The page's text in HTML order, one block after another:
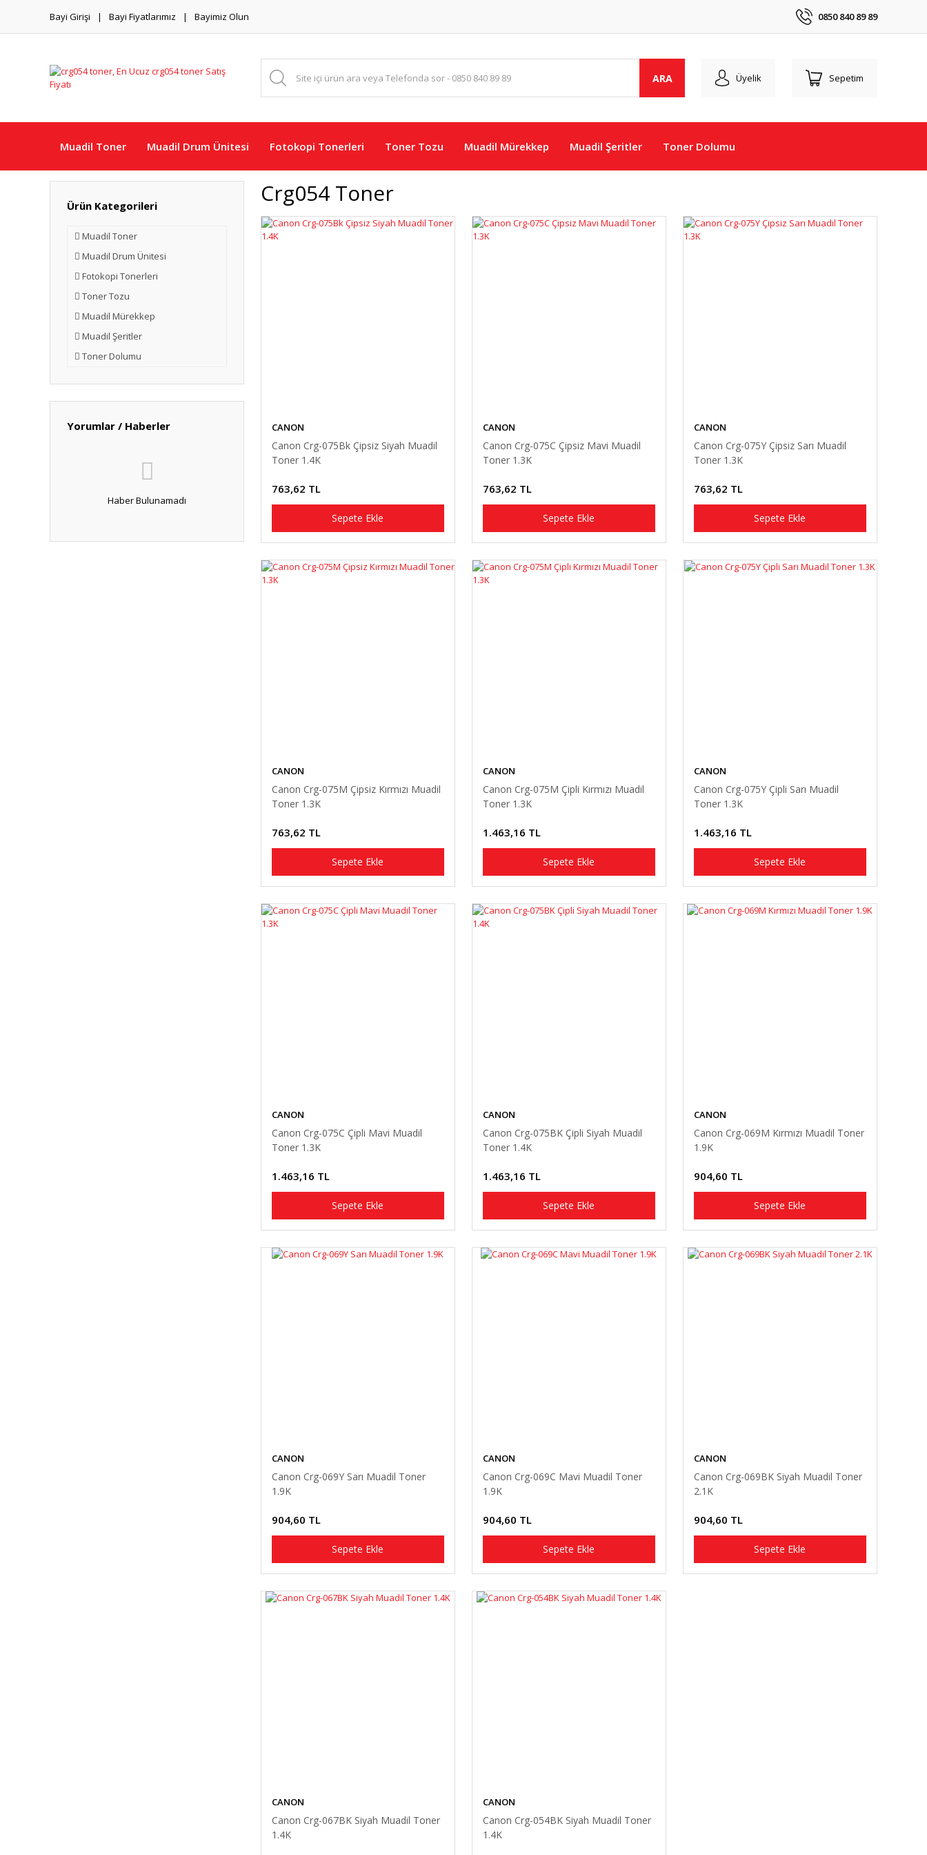
Bayi Girişi Bayi Fiyatlarımız Bayimiz Olun 0850 840 89 89
ARA Üyelik Sepetim
Muadil Toner Muadil Drum Ünitesi Fotokopi Tonerleri Toner Tozu Muadil Mürekkep Muadil Şeritler Toner Dolumu
Ürün Kategorileri
Muadil Toner
Muadil Drum Ünitesi
Fotokopi Tonerleri
Toner Tozu
Muadil Mürekkep
Muadil Şeritler
Toner Dolumu
Yorumlar / Haberler
Haber Bulunamadı
Crg054 Toner
CANON
Canon Crg-075Bk Çipsiz Siyah Muadil
Toner 1.4K
763,62 TL
Sepete Ekle
CANON
Canon Crg-075C Çipsiz Mavi Muadil
Toner 1.3K
763,62 TL
Sepete Ekle
CANON
Canon Crg-075Y Çipsiz Sarı Muadil
Toner 1.3K
763,62 TL
Sepete Ekle
CANON
Canon Crg-075M Çipsiz Kırmızı Muadil
Toner 1.3K
763,62 TL
Sepete Ekle
CANON
Canon Crg-075M Çipli Kırmızı Muadil
Toner 1.3K
1.463,16 TL
Sepete Ekle
CANON
Canon Crg-075Y Çipli Sarı Muadil
Toner 1.3K
1.463,16 TL
Sepete Ekle
CANON
Canon Crg-075C Çipli Mavi Muadil
Toner 1.3K
1.463,16 TL
Sepete Ekle
CANON
Canon Crg-075BK Çipli Siyah Muadil
Toner 1.4K
1.463,16 TL
Sepete Ekle
CANON
Canon Crg-069M Kırmızı Muadil Toner
1.9K
904,60 TL
Sepete Ekle
CANON
Canon Crg-069Y Sarı Muadil Toner
1.9K
904,60 TL
Sepete Ekle
CANON
Canon Crg-069C Mavi Muadil Toner
1.9K
904,60 TL
Sepete Ekle
CANON
Canon Crg-069BK Siyah Muadil Toner
2.1K
904,60 TL
Sepete Ekle
CANON
Canon Crg-067BK Siyah Muadil Toner
1.4K
CANON
Canon Crg-054BK Siyah Muadil Toner
1.4K